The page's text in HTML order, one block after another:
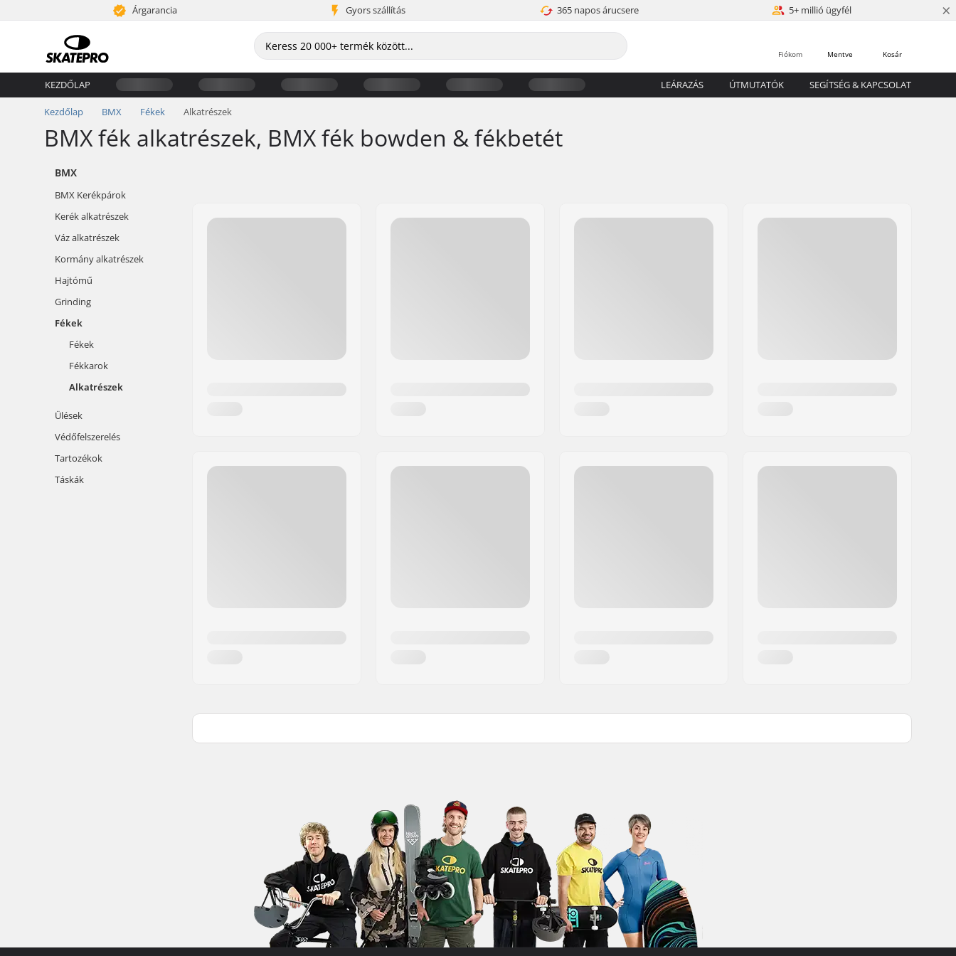
Árgarancia Gyors szállítás 365 napos árucsere 5+ millió ügyfél ×
Kosár
Mentve
Fiókom
KEZDŐLAP LEÁRAZÁS ÚTMUTATÓK SEGÍTSÉG & KAPCSOLAT
Kezdőlap BMX Fékek Alkatrészek
BMX fék alkatrészek, BMX fék bowden & fékbetét
BMX
BMX Kerékpárok
Kerék alkatrészek
Váz alkatrészek
Kormány alkatrészek
Hajtómű
Grinding
Fékek
Fékek
Fékkarok
Alkatrészek
Ülések
Védőfelszerelés
Tartozékok
Táskák